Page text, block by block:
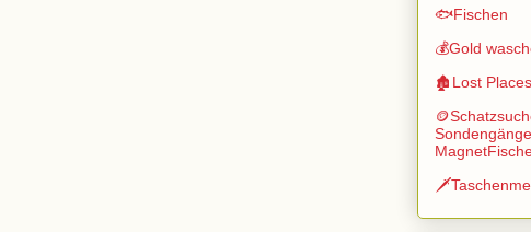
🐟Fischen
💰Gold
🏚️Lost Places